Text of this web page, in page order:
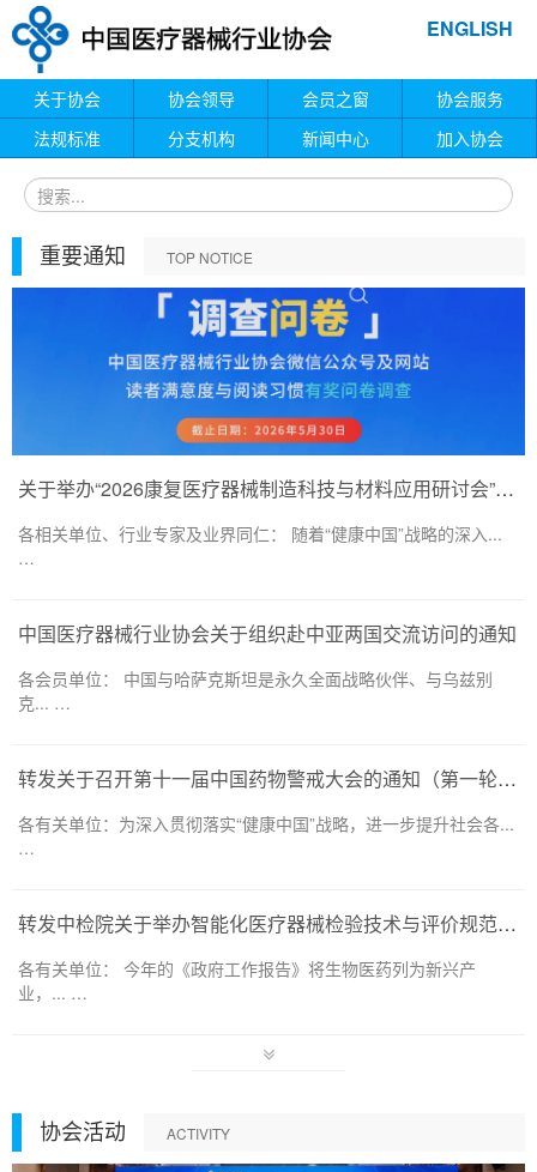
ENGLISH
关于协会 协会领导 会员之窗
协会服务
法规标准
分支机构 新闻中心 加入协会
重要通知 TOP NOTICE
关于举办“2026康复医疗器械制造科技与材料应用研讨会”的通知
各相关单位、行业专家及业界同仁： 随着“健康中国”战略的深入...
…
中国医疗器械行业协会关于组织赴中亚两国交流访问的通知
各会员单位： 中国与哈萨克斯坦是永久全面战略伙伴、与乌兹别
克... …
转发关于召开第十一届中国药物警戒大会的通知（第一轮）——药品和医疗器械领域
各有关单位：为深入贯彻落实“健康中国”战略，进一步提升社会各...
…
转发中检院关于举办智能化医疗器械检验技术与评价规范培训班的通知
各有关单位： 今年的《政府工作报告》将生物医药列为新兴产
业，... …
协会活动 ACTIVITY